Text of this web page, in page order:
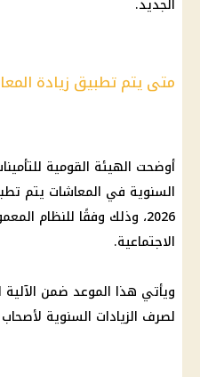
متى يتم تطبيق زيادة المعاشات 2026
أوضحت الهيئة القومية
2026، وذلك وفقًا للنظام
الاجتماعية.
ويأتي هذا الموعد ضمن الآلية
لصرف الزيادات السنوية